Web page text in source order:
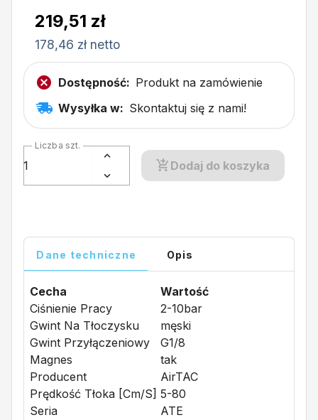
219,51 zł
178,46 zł netto
Dostępność: Produkt na zamówienie
Wysyłka w: Skontaktuj się z nami!
Liczba szt.
Dodaj do koszyka
Dane techniczne Opis
Cecha
Wartość
Ciśnienie Pracy
2-10bar
Gwint Na Tłoczysku
męski
Gwint Przyłączeniowy
G1/8
Magnes
tak
Producent
AirTAC
Prędkość Tłoka [cm/s] 5-80
Seria
ATE